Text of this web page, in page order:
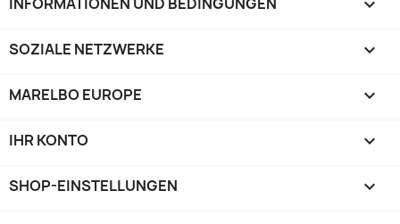

SOZIALE NETZWERKE 
MARELBO EUROPE 
IHR KONTO 
SHOP-EINSTELLUNGEN keyboard_arrow_down